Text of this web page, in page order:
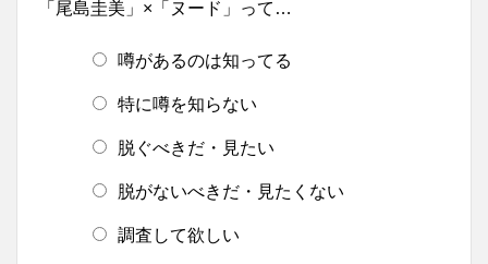
「尾島圭美」×「ヌード」って…
噂があるのは知ってる
特に噂を知らない
脱ぐべきだ・見たい
脱がないべきだ・見たくない
調査して欲しい